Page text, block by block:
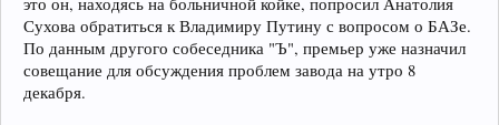
Сухова обратиться к Владимиру Путину с вопросом о БАЗе.
По данным другого собеседника "Ъ", премьер уже назначил
совещание для обсуждения проблем завода на утро 8
декабря.